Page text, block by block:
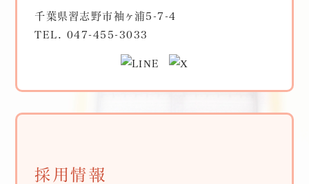
千葉県習志野市袖ヶ浦5-7-4
TEL. 047-455-3033
採用情報